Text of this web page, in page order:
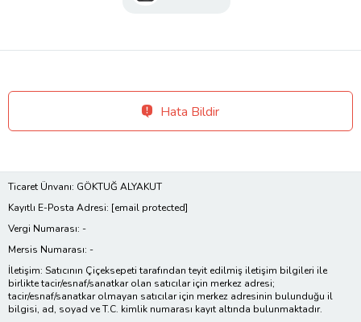
Hata Bildir
Ticaret Ünvanı: GÖKTUĞ ALYAKUT
Kayıtlı E-Posta Adresi: [email protected]
Vergi Numarası: -
Mersis Numarası: -
İletişim: Satıcının Çiçeksepeti tarafından teyit edilmiş iletişim bilgileri ile
birlikte tacir/esnaf/sanatkar olan satıcılar için merkez adresi;
tacir/esnaf/sanatkar olmayan satıcılar için merkez adresinin bulunduğu il
bilgisi, ad, soyad ve T.C. kimlik numarası kayıt altında bulunmaktadır.